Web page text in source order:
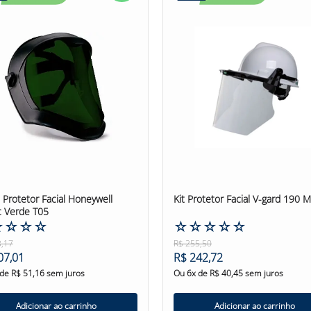
segurança e proteção para o rosto do trabalhador
transparente de plástico incolor, oferecendo ampla
uma carneira de plástico, permitindo um ajuste preciso e
estabilidade, e a carneira é presa à coroa por parafusos
Facial Honeywell
Verde T05
☆☆☆
,17
,01
R$51,16sem juros
Adicionar ao carrinho
Kit Protetor Facial V-gard 190
☆☆☆☆☆
R$255,50
R$242,72
Ou6x de R$40,45sem juros
Adicionar ao carrinho